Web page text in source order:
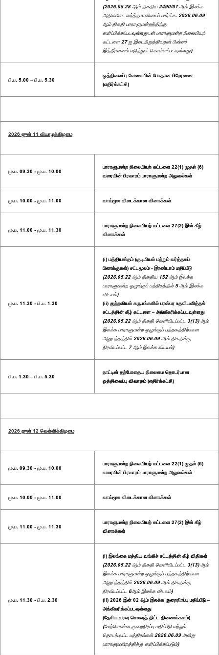
(2026.05.28 ஆம் திகதிய 2490/07 ஆம் இலக்க
அதிவிசேட வர்த்தமானியைப் பார்க்க. 2026.06.09
ஆம் திகதி பாராளுமன்றத்திற்கு
சமர்ப்பிக்கப்படவுள்ளதுடன் பாராளுமன்ற நிலையியற்
கட்டளை 27 ஐ இடைநிறுத்தியதன் பின்னர்
இத்தீர்மானம் எடுத்துக் கொள்ளப்படவுள்ளது)
பி.ப. 5.00 – பி.ப. 5.30
ஒத்திவைப்பு வேளையின் போதான பிரேரணை
(எதிர்க்கட்சி)
2026 ஜுன் 11 வியாழக்கிழமை
மு.ப. 09.30 - மு.ப. 10.00
பாராளுமன்ற நிலையியற் கட்டளை 22(1) முதல் (6)
வரையின் பிரகாரம் பாராளுமன்ற அலுவல்கள்
மு.ப. 10.00 - மு.ப. 11.00 வாய்மூல விடைக்கான வினாக்கள்
மு.ப. 11.00 - மு.ப. 11.30
பாராளுமன்ற நிலையியற் கட்டளை 27(2) இன் கீழ்
வினாக்கள்
மு.ப. 11.30 - பி.ப. 1.30
(i) மத்தியஸ்தம் (குடியியல் மற்றும் வர்த்தகப்
பிணக்குகள்) சட்டமூலம் - இரண்டாம் மதிப்பீடு
(2026.05.22 ஆம் திகதிய 152 ஆம் இலக்க
பாராளுமன்ற ஒழுங்குப் பத்திரத்தில் 5 ஆம் இலக்க
விடயம்)
(ii) குற்றவியல் கருமங்களில் பரஸ்பர உதவியளித்தல்
சட்டத்தின் கீழ் கட்டளை – அங்கீகரிக்கப்படவுள்ளது
(2026.05.22 ஆம் திகதி வெளியிடப்பட்ட 3(13) ஆம்
இலக்க பாராளுமன்ற ஒழுங்குப் புத்தகத்திற்கான
அனுபந்தத்தில் 2026.06.09 ஆம் திகதிக்கு
நிரலிடப்பட்ட 7 ஆம் இலக்க விடயம்)
பி.ப. 1.30 – பி.ப. 5.30
நாட்டின் தற்போதைய நிலைமை தொடர்பான
ஒத்திவைப்பு விவாதம் (எதிர்க்கட்சி)
2026 ஜுன் 12 வெள்ளிக்கிழமை
மு.ப. 09.30 - மு.ப. 10.00
பாராளுமன்ற நிலையியற் கட்டளை 22(1) முதல் (6)
வரையின் பிரகாரம் பாராளுமன்ற அலுவல்கள்
மு.ப. 10.00 - மு.ப. 11.00 வாய்மூல விடைக்கான வினாக்கள்
மு.ப. 11.00 - மு.ப. 11.30
பாராளுமன்ற நிலையியற் கட்டளை 27(2) இன் கீழ்
வினாக்கள்
மு.ப. 11.30 - பி.ப. 2.30
(i) இலங்கை மத்திய வங்கிச் சட்டத்தின் கீழ் விதிகள்
(2026.05.22 ஆம் திகதி வெளியிடப்பட்ட 3(13) ஆம்
இலக்க பாராளுமன்ற ஒழுங்குப் புத்தகத்திற்கான
அனுபந்தத்தில் 2026.06.09 ஆம் திகதிக்கு
நிரலிடப்பட்ட 6ஆம் இலக்க விடயம்)
(ii) 2026 இன் 02 ஆம் இலக்க குறைநிரப்பு மதிப்பீடு –
அங்கீகரிக்கப்படவுள்ளது
(தேசிய வரவு செலவுத் திட்ட திணைக்களம்)
(மேற்சொன்ன குறைநிரப்பு மதிப்பீடு மற்றும்
தொடர்புபட்ட பத்திரங்கள் 2026.06.09 அன்று
பாராளுமன்றத்திற்கு சமர்ப்பிக்கப்படும்)